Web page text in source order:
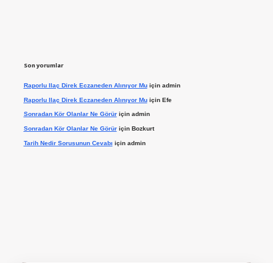
Son yorumlar
Raporlu Ilaç Direk Eczaneden Alınıyor Muiçin admin
Raporlu Ilaç Direk Eczaneden Alınıyor Muiçin Efe
Sonradan Kör Olanlar Ne Görüriçin admin
Sonradan Kör Olanlar Ne Görüriçin Bozkurt
Tarih Nedir Sorusunun Cevabı için admin